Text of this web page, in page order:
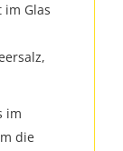
im Glas
im
die